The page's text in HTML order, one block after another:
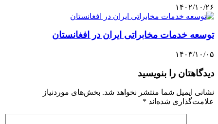
۱۴۰۲/۱۰/۲۶
توسعه خدمات مخابراتی ایران در افغانستان
۱۴۰۳/۱۰/۰۵
دیدگاهتان را بنویسید
نشانی ایمیل شما منتشر نخواهد شد. بخش‌های موردنیاز
علامت‌گذاری شده‌اند *